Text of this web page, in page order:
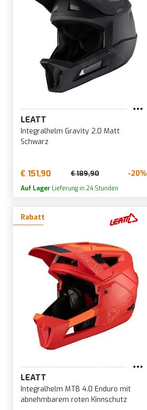
LEATT
Integralhelm Gravity 2.0 Matt
Schwarz
€ 151,90 € 189,90 -20%
Auf Lager Lieferung in 24 Stunden
Rabatt
LEATT
Integralhelm MTB 4.0 Enduro mit
abnehmbarem roten Kinnschutz